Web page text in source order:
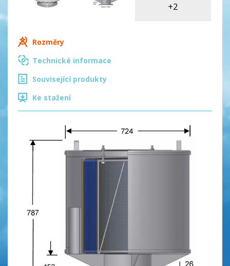
+2
Rozměry
Technické informace
Související produkty
Ke stažení